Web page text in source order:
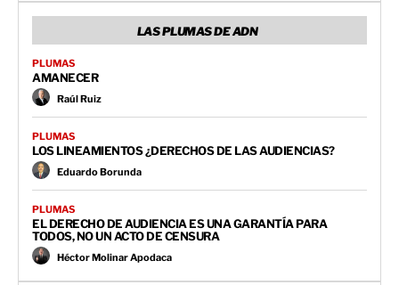
LAS PLUMAS DE ADN
PLUMAS
AMANECER
Raúl Ruiz
PLUMAS
LOS LINEAMIENTOS ¿DERECHOS DE LAS AUDIENCIAS?
Eduardo Borunda
PLUMAS
EL DERECHO DE AUDIENCIA ES UNA GARANTÍA PARA
TODOS, NO UN ACTO DE CENSURA
Héctor Molinar Apodaca